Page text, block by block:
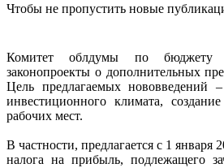
Чтобы не пропустить новые
Комитет облдумы по бюджету
законопроекты о дополнительных
Цель предлагаемых нововведений
инвестиционного климата,
рабочих мест.
В частности, предлагается с 1 января
налога на прибыль, подлежащего